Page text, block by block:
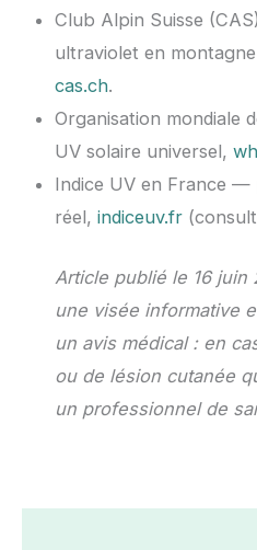
Club Alpin Suisse
ultraviolet en
cas.ch.
Organisation mondiale
UV solaire universel,
Indice UV en France —
réel, indiceuv.fr
Article publié le 16 juin
une visée informative
un avis médical : en
ou de lésion cutanée
un professionnel de